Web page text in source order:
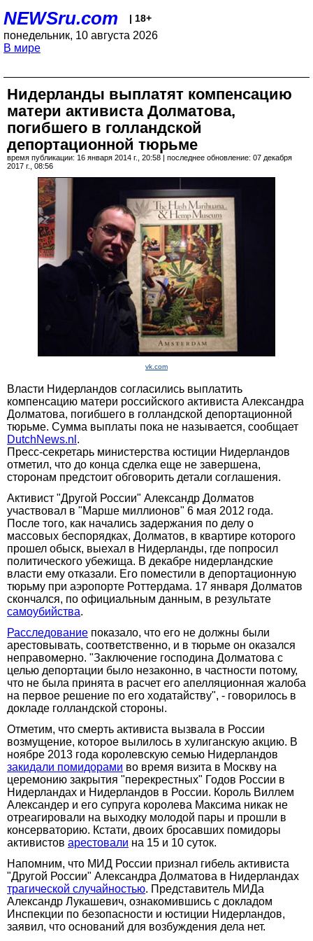
NEWSru.com | 18+
понедельник, 10 августа 2026
В мире
Нидерланды выплатят компенсацию
матери активиста Долматова,
погибшего в голландской
депортационной тюрьме
время публикации: 16 января 2014 г., 20:58 | последнее обновление: 07 декабря
2017 г., 08:56
vk.com
Власти Нидерландов согласились выплатить
компенсацию матери российского активиста Александра
Долматова, погибшего в голландской депортационной
тюрьме. Сумма выплаты пока не называется, сообщает
DutchNews.nl .
Пресс-секретарь министерства юстиции Нидерландов
отметил, что до конца сделка еще не завершена,
сторонам предстоит обговорить детали соглашения.
Активист "Другой России" Александр Долматов
участвовал в "Марше миллионов" 6 мая 2012 года.
После того, как начались задержания по делу о
массовых беспорядках, Долматов, в квартире которого
прошел обыск, выехал в Нидерланды, где попросил
политического убежища. В декабре нидерландские
власти ему отказали. Его поместили в депортационную
тюрьму при аэропорте Роттердама. 17 января Долматов
скончался, по официальным данным, в результате
самоубийства.
Расследование показало, что его не должны были
арестовывать, соответственно, и в тюрьме он оказался
неправомерно. "Заключение господина Долматова с
целью депортации было незаконно, в частности потому,
что не была принята в расчет его апелляционная жалоба
на первое решение по его ходатайству", - говорилось в
докладе голландской стороны.
Отметим, что смерть активиста вызвала в России
возмущение, которое вылилось в хулиганскую акцию. В
ноябре 2013 года королевскую семью Нидерландов
закидали помидорами во время визита в Москву на
церемонию закрытия "перекрестных" Годов России в
Нидерландах и Нидерландов в России. Король Виллем
Александер и его супруга королева Максима никак не
отреагировали на выходку молодой пары и прошли в
консерваторию. Кстати, двоих бросавших помидоры
активистов арестовали на 15 и 10 суток.
Напомним, что МИД России признал гибель активиста
"Другой России" Александра Долматова в Нидерландах
трагической случайностью. Представитель МИДа
Александр Лукашевич, ознакомившись с докладом
Инспекции по безопасности и юстиции Нидерландов,
заявил, что оснований для возбуждения дела нет.